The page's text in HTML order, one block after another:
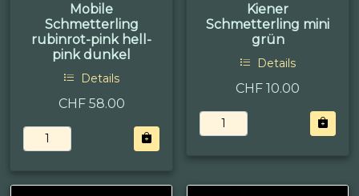
Mobile
Schmetterling
rubinrot-pink hell-
pink dunkel
Details
CHF 58.00
Kiener
Schmetterling mini
grün
Details
CHF 10.00